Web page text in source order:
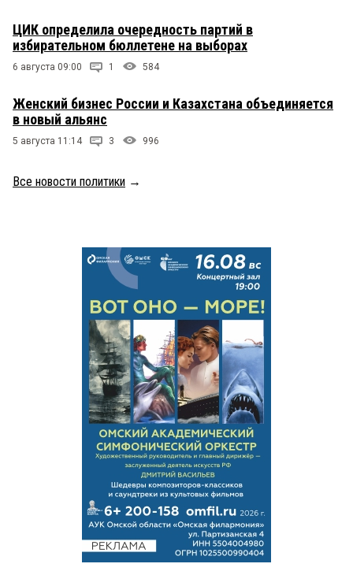
ЦИК определила очередность партий в
избирательном бюллетене на выборах
6 августа 09:00 1 584
Женский бизнес России и Казахстана объединяется
в новый альянс
5 августа 11:14 3 996
Все новости политики →